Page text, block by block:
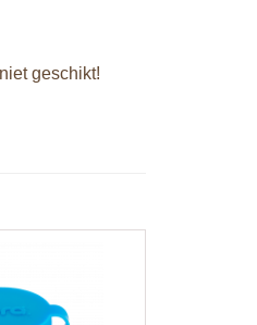
geschikt!